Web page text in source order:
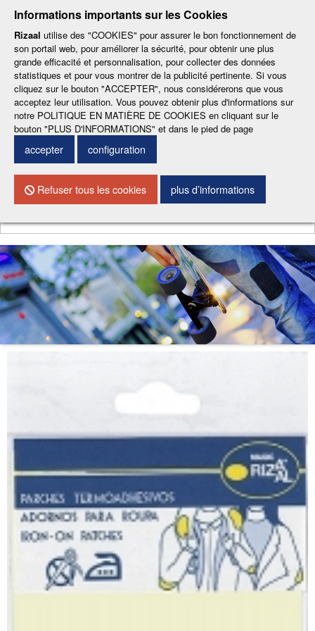
Informations importants sur les Cookies
Rizaal utilise des "COOKIES" pour assurer le bon fonctionnement de
son portail web, pour améliorer la sécurité, pour obtenir une plus
grande efficacité et personnalisation, pour collecter des données
statistiques et pour vous montrer de la publicité pertinente. Si vous
cliquez sur le bouton "ACCEPTER", nous considérerons que vous
acceptez leur utilisation. Vous pouvez obtenir plus d'informations sur
notre POLITIQUE EN MATIÈRE DE COOKIES en cliquant sur le
bouton "PLUS D'INFORMATIONS" et dans le pied de page
accepter configuration
Refuser tous les cookies plus d’informations
- ESP- ENG-CAT -FRA-DEU
CONTACTEZ NOUS
Menu
Chercher